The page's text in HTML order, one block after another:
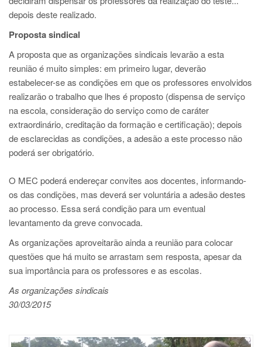
depois deste realizado.
Proposta sindical
A proposta que as organizações sindicais levarão a esta
reunião é muito simples: em primeiro lugar, deverão
estabelecer-se as condições em que os professores envolvidos
realizarão o trabalho que lhes é proposto (dispensa de serviço
na escola, consideração do serviço como de caráter
extraordinário, creditação da formação e certificação); depois
de esclarecidas as condições, a adesão a este processo não
poderá ser obrigatório.
O MEC poderá endereçar convites aos docentes, informando-
os das condições, mas deverá ser voluntária a adesão destes
ao processo. Essa será condição para um eventual
levantamento da greve convocada.
As organizações aproveitarão ainda a reunião para colocar
questões que há muito se arrastam sem resposta, apesar da
sua importância para os professores e as escolas.
As organizações sindicais
30/03/2015